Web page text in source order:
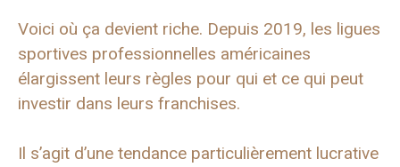
Voici où ça devient riche. Depuis 2019, les ligues
sportives professionnelles américaines
élargissent leurs règles pour qui et ce qui peut
investir dans leurs franchises.
Il s’agit d’une tendance particulièrement lucrative